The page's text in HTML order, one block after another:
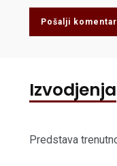
Pošalji komentar
Izvodjenja
Predstava